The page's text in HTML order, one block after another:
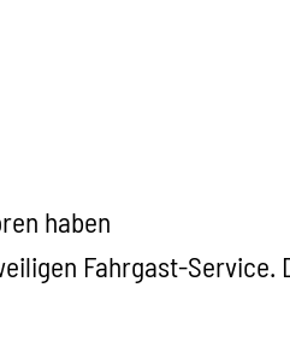
haben
Fahrgast-Service.